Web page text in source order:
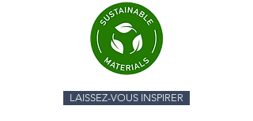
LAISSEZ-VOUS INSPIRER